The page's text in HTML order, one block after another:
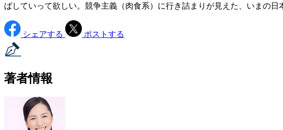
ばしていって欲しい。競争主義（肉食系）に行き詰まりが見えた、いまの
シェアする ポストする
著者情報